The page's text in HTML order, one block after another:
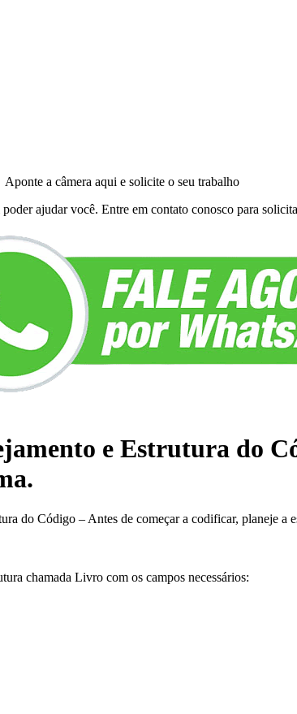
Aponte a câmera aqui e solicite o seu trabalho
ajudar você. Entre em contato conosco para
e Estrutura do
do Código – Antes de começar a codificar, planeje a
chamada Livro com os campos necessários: